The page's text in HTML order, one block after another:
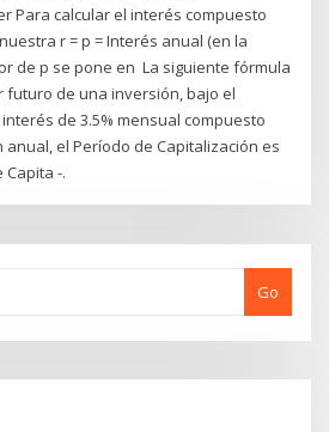
Para calcular el interés compuesto
r = p = Interés anual (en la
de p se pone en La siguiente fórmula
futuro de una inversión, bajo el
de 3.5% mensual compuesto
el Período de Capitalización es
Capita -.
Go